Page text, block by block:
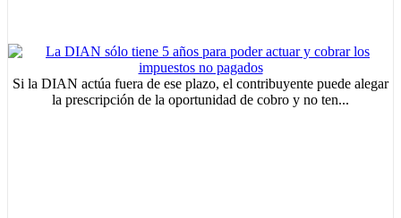
Si la DIAN actúa fuera de ese plazo, el contribuyente puede alegar
la prescripción de la oportunidad de cobro y no ten...